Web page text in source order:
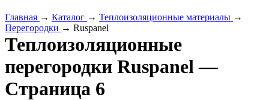
Главная → Каталог → Теплоизоляционные материалы →
Перегородки → Ruspanel
Теплоизоляционные
перегородки Ruspanel —
Страница 6